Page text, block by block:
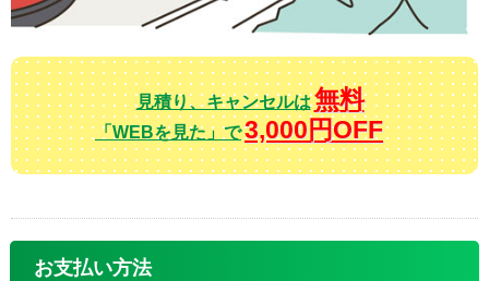
見積り、キャンセルは無料
「WEBを見た」で3,000円OFF
お支払い方法